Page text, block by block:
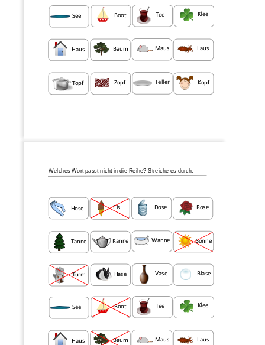
See Boot Tee Klee
Topf Zopf Teller
Laus
Haus Baum Maus
Kopf
Welches Wort passt nicht in die Reihe? Streiche es durch.
Rose
Hose Dose
Tanne Kanne Wanne Sonne
Turm Hase Vase
See Boot Tee Klee
Blase
Laus
Haus Baum Maus
Eis